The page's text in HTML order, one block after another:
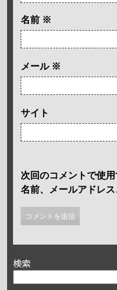
名前 ※
メール ※
サイト
次回のコメントで使
名前、メールアドレス
検索